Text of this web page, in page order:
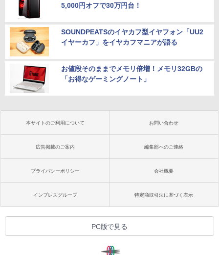
5,000円オフで30万円台！
SOUNDPEATSのイヤカフ型イヤフォン「UU2
イヤーカフ」をイヤカフマニアが語る
お値段そのままでメモリ倍増！メモリ32GBの
「お得なゲーミングノート」
本サイトのご利用について お問い合わせ
広告掲載のご案内 編集部へのご連絡
プライバシーポリシー 会社概要
インプレスグループ 特定商取引法に基づく表示
PC版で見る